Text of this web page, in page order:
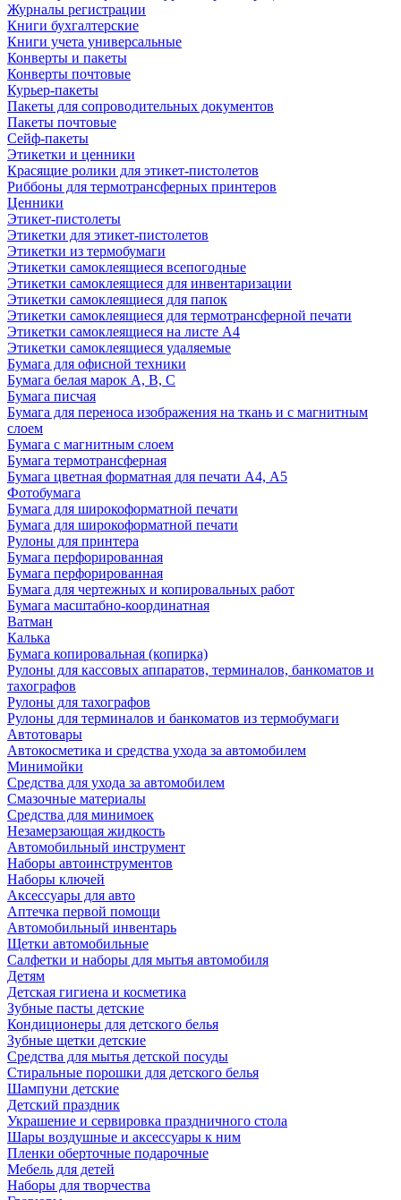
Журналы регистрации
Книги бухгалтерские
Книги учета универсальные
Конверты и пакеты
Конверты почтовые
Курьер-пакеты
Пакеты для сопроводительных документов
Пакеты почтовые
Сейф-пакеты
Этикетки и ценники
Красящие ролики для этикет-пистолетов
Риббоны для термотрансферных принтеров
Ценники
Этикет-пистолеты
Этикетки для этикет-пистолетов
Этикетки из термобумаги
Этикетки самоклеящиеся всепогодные
Этикетки самоклеящиеся для инвентаризации
Этикетки самоклеящиеся для папок
Этикетки самоклеящиеся для термотрансферной печати
Этикетки самоклеящиеся на листе А4
Этикетки самоклеящиеся удаляемые
Бумага для офисной техники
Бумага белая марок А, В, С
Бумага писчая
Бумага для переноса изображения на ткань и с магнитным
слоем
Бумага с магнитным слоем
Бумага термотрансферная
Бумага цветная форматная для печати А4, А5
Фотобумага
Бумага для широкоформатной печати
Бумага для широкоформатной печати
Рулоны для принтера
Бумага перфорированная
Бумага перфорированная
Бумага для чертежных и копировальных работ
Бумага масштабно-координатная
Ватман
Калька
Бумага копировальная (копирка)
Рулоны для кассовых аппаратов, терминалов, банкоматов и
тахографов
Рулоны для тахографов
Рулоны для терминалов и банкоматов из термобумаги
Автотовары
Автокосметика и средства ухода за автомобилем
Минимойки
Средства для ухода за автомобилем
Смазочные материалы
Средства для минимоек
Незамерзающая жидкость
Автомобильный инструмент
Наборы автоинструментов
Наборы ключей
Аксессуары для авто
Аптечка первой помощи
Автомобильный инвентарь
Щетки автомобильные
Салфетки и наборы для мытья автомобиля
Детям
Детская гигиена и косметика
Зубные пасты детские
Кондиционеры для детского белья
Зубные щетки детские
Средства для мытья детской посуды
Стиральные порошки для детского белья
Шампуни детские
Детский праздник
Украшение и сервировка праздничного стола
Шары воздушные и аксессуары к ним
Пленки оберточные подарочные
Мебель для детей
Наборы для творчества